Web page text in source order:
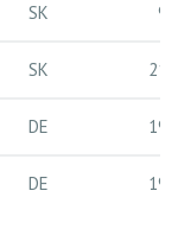
SK 9
SK 21
DE 19
DE 19